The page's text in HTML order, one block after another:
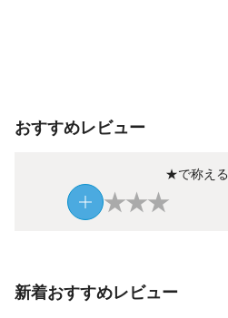
おすすめレビュー
★で称える
★★★
新着おすすめレビュー